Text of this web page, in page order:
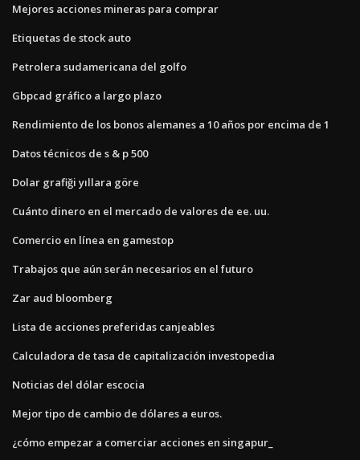
Mejores acciones mineras para comprar
Etiquetas de stock auto
Petrolera sudamericana del golfo
Gbpcad gráfico a largo plazo
Rendimiento de los bonos alemanes a 10 años por encima de 1
Datos técnicos de s & p 500
Dolar grafiği yıllara göre
Cuánto dinero en el mercado de valores de ee. uu.
Comercio en línea en gamestop
Trabajos que aún serán necesarios en el futuro
Zar aud bloomberg
Lista de acciones preferidas canjeables
Calculadora de tasa de capitalización investopedia
Noticias del dólar escocia
Mejor tipo de cambio de dólares a euros.
¿cómo empezar a comerciar acciones en singapur_